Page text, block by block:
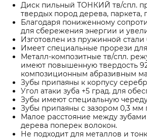
Диск пильный ТОНКИЙ тв/спл.
твердых пород дерева,
Благодаря пониженному
для сбережения энергии и
Изготовлен из пружинной
Имеет специальные прорези
Металл-композитные тв/спл.
имеют повышенную твердость
композиционным абразивным
Зубы припаяны к корпусу
Угол атаки зуба +5 град. для
Зубы имеют специальную
Зубы припаяны с зазором 0,3 мм
Малое расстояние между
дерева поперек волокон.
Не подходит для металлов и